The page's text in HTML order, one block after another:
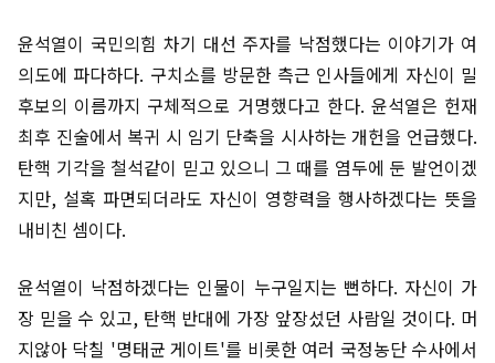
윤석열이 국민의힘 차기 대선 주자를 낙점했다는 이야기가 여
의도에 파다하다. 구치소를 방문한 측근 인사들에게 자신이 밀
후보의 이름까지 구체적으로 거명했다고 한다. 윤석열은 헌재
최후 진술에서 복귀 시 임기 단축을 시사하는 개헌을 언급했다.
탄핵 기각을 철석같이 믿고 있으니 그 때를 염두에 둔 발언이겠
지만, 설혹 파면되더라도 자신이 영향력을 행사하겠다는 뜻을
내비친 셈이다.
윤석열이 낙점하겠다는 인물이 누구일지는 뻔하다. 자신이 가
장 믿을 수 있고, 탄핵 반대에 가장 앞장섰던 사람일 것이다. 머
지않아 닥칠 '명태균 게이트'를 비롯한 여러 국정농단 수사에서